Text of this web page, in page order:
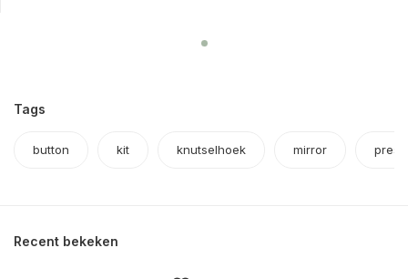
Tags
button kit knutselhoek mirror press
Recent bekeken